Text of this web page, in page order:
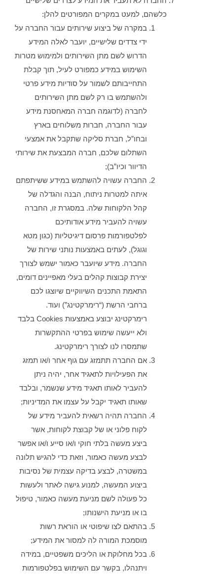
כלשהם, למעט במקרים המפורטים להלן:
במקרה של ביצוע שירותים עבור החברה על
ידי צדדים שלישיים, יועבר לאלה המידע
הדרוש לשם מתן השירותים ולמימוש מטרות
השימוש במידע כמפורט לעיל, תוך קבלת
התחייבותם לשמור על סודיות מידע פרטי
ולהשתמש בו רק לשם מתן השירותים
לחברה (לדוגמה חברה המאחסנת מידע
עבור החברה, חברות משלוחים בארץ
ובחו”ל, חברת סליקה שתקבל את אמצעי
השתלום שלכם, חברה המבצעת את שירותי
הדיוור וכיו”ב);
החברה עשויה להשתמש במידע ששיתפתם
איתה למטרות ניתוח, הבנה והגדלה של
קהל הלקוחות שלה. במסגרת זו, החברה
עשויה להעביר מידע אודותיכם
לפלטפורמות פרסום דיגיטליות (כגון מטא
וגוגל), לעתים באמצעות נותני שירות של
החברה. מידע שיועבר כאמור ישמש לצורך
יצירת קבוצות קהלים בעלי מאפיינים דומים,
התאמת התכנים השיווקיים שיוצגו לכם
ברחבי הרשת (“רימרקטינג”) ועוד.
רימרקטינג יבוצע באמצעות Cookies בלבד
ולא ייעשה שימוש בפרטי ההתקשרות
שתמסרו לנו לצורך רימרקטינג.
אם החברה תתמזג עם גוף אחר ו/או תמזג
את הפעילויות לתאגיד אחר, יהיה ניתן
להעביר לאותו תאגיד מידע שנשמר, ובלבד
שאותו תאגיד יקבל על עצמו את המדיניות;
החברה תהיה רשאית להעביר מידע של
לקוח פלוני או של קבוצת לקוחות, אשר
ביצע מעשה בלתי חוקי ו/או סייע ו/או אפשר
לבצע מעשה כאמור, וזאת כדי להגיש תלונה
במשטרה, לבצע בדיקה עצמית של נסיבות
ביצוע המעשה, למנוע גישה לאתר ולעשות
כל פעולה לשם מניעת מעשה כאמור, טיפול
בו או מניעת הישנותו;
בהתאם לצו שיפוטי או הוראת רשות
מוסמכת המורה לה למסור את המידע;
בכל מחלוקת או הליכים משפטיים, במידה
ויתנהלו, בקשר עם השימוש בפלטפורמות